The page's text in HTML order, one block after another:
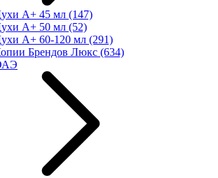
А+ 45 мл (147)
А+ 50 мл (52)
А+ 60-120 мл (291)
Брендов Люкс (634)